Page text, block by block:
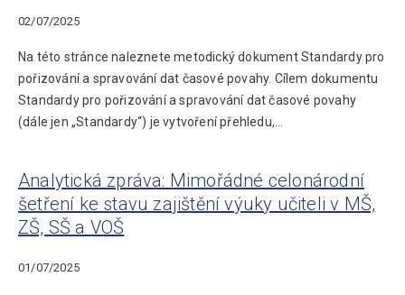
02/07/2025
Na této stránce naleznete metodický dokument Standardy pro
pořizování a spravování dat časové povahy. Cílem dokumentu
Standardy pro pořizování a spravování dat časové povahy
(dále jen „Standardy“) je vytvoření přehledu,…
Analytická zpráva: Mimořádné celonárodní
šetření ke stavu zajištění výuky učiteli v MŠ,
ZŠ, SŠ a VOŠ
01/07/2025